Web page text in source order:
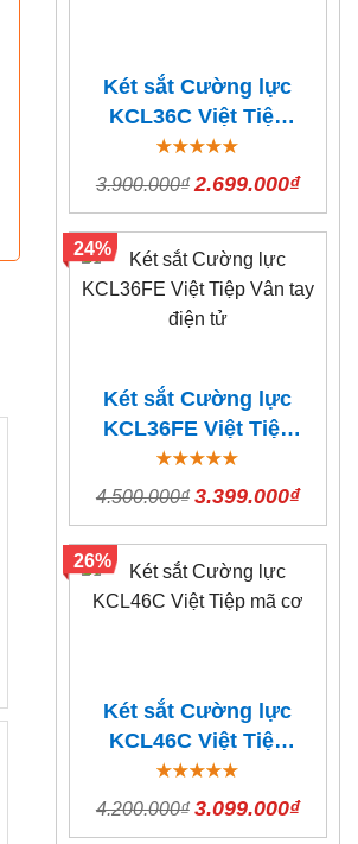
Két sắt Cường lực
KCL36C Việt Tiệp
mã cơ
3.900.000₫ 2.699.000₫
Két sắt Cường lực
KCL36FE Việt Tiệp
Vân tay điện tử
4.500.000₫ 3.399.000₫
24%
Két sắt Cường lực
KCL46C Việt Tiệp
mã cơ
4.200.000₫ 3.099.000₫
26%